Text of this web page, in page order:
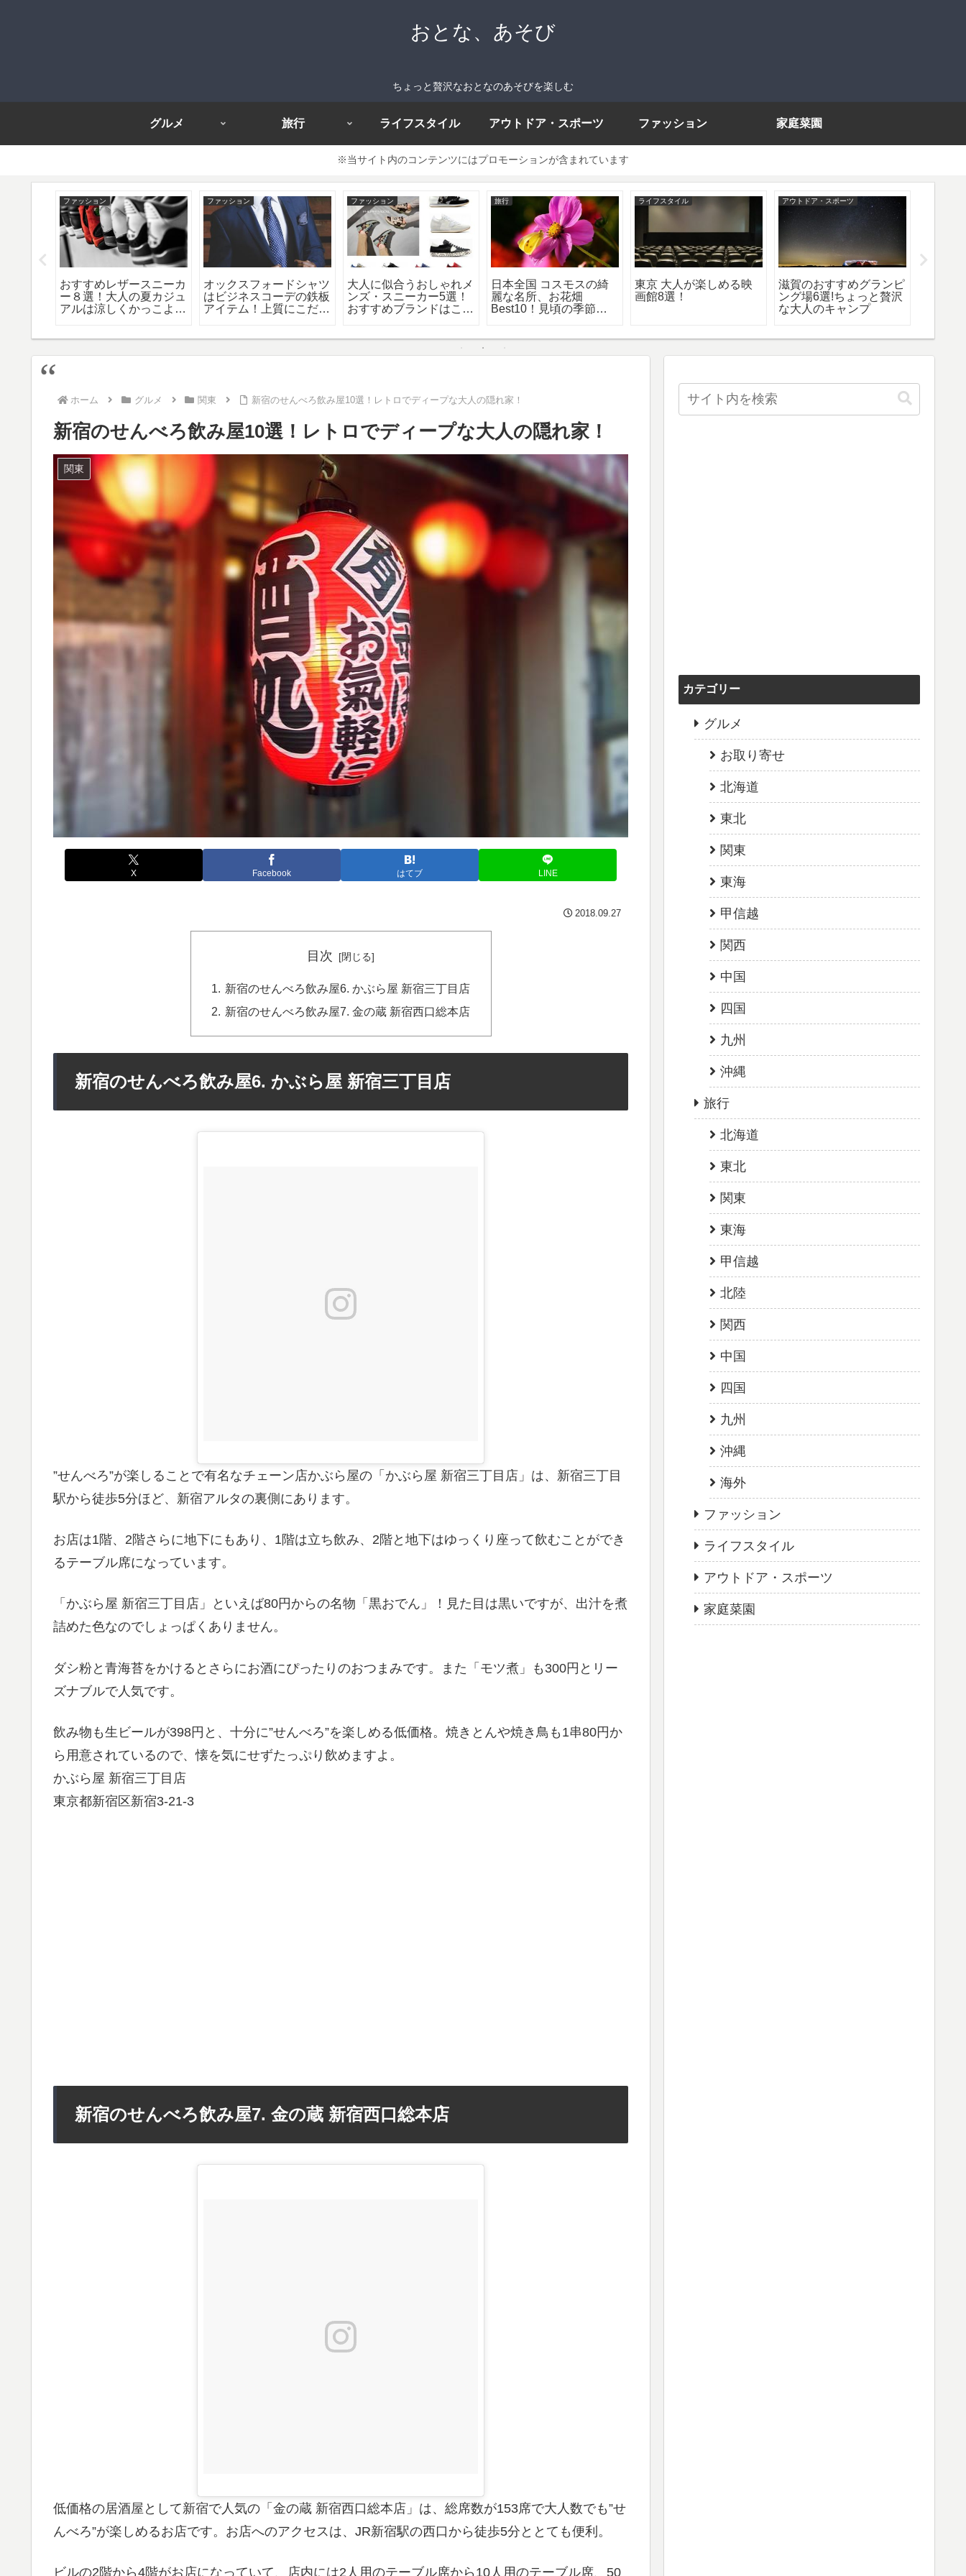
おとな、あそび
ちょっと贅沢なおとなのあそびを楽しむ
グルメ 旅行 ライフスタイル アウトドア・スポーツ ファッション 家庭菜園
※当サイト内のコンテンツにはプロモーションが含まれています
ファッション
おすすめレザースニーカ
ー８選！大人の夏カジュ
アルは涼しくかっこよ
ファッション
オックスフォードシャツ
はビジネスコーデの鉄板
アイテム！上質にこだわ
ファッション
大人に似合うおしゃれメ
ンズ・スニーカー5選！
おすすめブランドはこ
旅行
日本全国 コスモスの綺
麗な名所、お花畑
Best10！見頃の季節や
ライフスタイル
東京 大人が楽しめる映
画館8選！
アウトドア・スポーツ
滋賀のおすすめグランピ
ング場6選!ちょっと贅沢
な大人のキャンプ
ホーム グルメ 関東 新宿のせんべろ飲み屋10選！レトロでディープな大人の隠れ家！
新宿のせんべろ飲み屋10選！レトロでディープな大人の隠れ家！
関東
X Facebook はてブ LINE
2018.09.27
目次
新宿のせんべろ飲み屋6. かぶら屋 新宿三丁目店
新宿のせんべろ飲み屋7. 金の蔵 新宿西口総本店
新宿のせんべろ飲み屋6. かぶら屋 新宿三丁目店
”せんべろ”が楽しることで有名なチェーン店かぶら屋の「かぶら屋 新宿三丁目店」は、新宿三丁目
駅から徒歩5分ほど、新宿アルタの裏側にあります。
お店は1階、2階さらに地下にもあり、1階は立ち飲み、2階と地下はゆっくり座って飲むことができ
るテーブル席になっています。
「かぶら屋 新宿三丁目店」といえば80円からの名物「黒おでん」！見た目は黒いですが、出汁を煮
詰めた色なのでしょっぱくありません。
ダシ粉と青海苔をかけるとさらにお酒にぴったりのおつまみです。また「モツ煮」も300円とリー
ズナブルで人気です。
飲み物も生ビールが398円と、十分に”せんべろ”を楽しめる低価格。焼きとんや焼き鳥も1串80円か
ら用意されているので、懐を気にせずたっぷり飲めますよ。
かぶら屋 新宿三丁目店
東京都新宿区新宿3-21-3
新宿のせんべろ飲み屋7. 金の蔵 新宿西口総本店
低価格の居酒屋として新宿で人気の「金の蔵 新宿西口総本店」は、総席数が153席で大人数でも”せ
んべろ”が楽しめるお店です。お店へのアクセスは、JR新宿駅の西口から徒歩5分ととても便利。
ビルの2階から4階がお店になっていて、店内には2人用のテーブル席から10人用のテーブル席、50
カテゴリー
グルメ
お取り寄せ
北海道
東北
関東
東海
甲信越
関西
中国
四国
九州
沖縄
旅行
北海道
東北
関東
東海
甲信越
北陸
関西
中国
四国
九州
沖縄
海外
ファッション
ライフスタイル
アウトドア・スポーツ
家庭菜園